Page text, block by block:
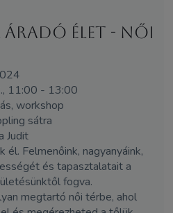
áradó élet - női
11:00 - 13:00
workshop
sátra
Judit
él. Felmenőink, nagyanyáink,
és tapasztalatait a
fogva.
megtartó női térbe, ahol